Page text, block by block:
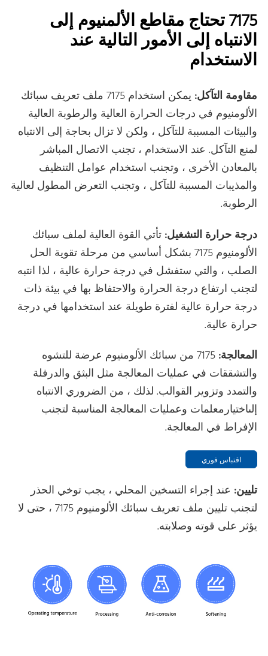
7175 تحتاج مقاطع الألمنيوم إلى
الانتباه إلى الأمور التالية عند
الاستخدام
مقاومة التآكل:
يمكن استخدام 7175 ملف تعريف سبائك
الألومنيوم في درجات الحرارة العالية والرطوبة العالية
والبيئات المسببة للتآكل ، ولكن لا تزال بحاجة إلى الانتباه
لمنع التآكل. عند الاستخدام ، تجنب الاتصال المباشر
بالمعادن الأخرى ، وتجنب استخدام عوامل التنظيف
والمذيبات المسببة للتآكل ، وتجنب التعرض المطول لعالية
الرطوبة.
درجة حرارة التشغيل: تأتي القوة العالية لملف سبائك
الألومنيوم 7175 بشكل أساسي من مرحلة تقوية الحل
الصلب ، والتي ستفشل في درجة حرارة عالية ، لذا انتبه
لتجنب ارتفاع درجة الحرارة والاحتفاظ بها في بيئة ذات
درجة حرارة عالية لفترة طويلة عند استخدامها في درجة
حرارة عالية.
المعالجة:
7175 من سبائك الألومنيوم عرضة للتشوه
والتشققات في عمليات المعالجة مثل البثق والدرفلة
والتمدد وتزوير القوالب. لذلك ، من الضروري الانتباه
إلىاختيارمعلمات وعمليات المعالجة المناسبة لتجنب
الإفراط في المعالجة.
اقتباس فوري
تليين: عند إجراء التسخين المحلي ، يجب توخي الحذر
لتجنب تليين ملف تعريف سبائك الألومنيوم 7175 ، حتى لا
يؤثر على قوته وصلابته.